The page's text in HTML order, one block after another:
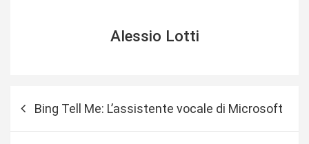
Alessio Lotti
Bing Tell Me: L’assistente vocale di Microsoft